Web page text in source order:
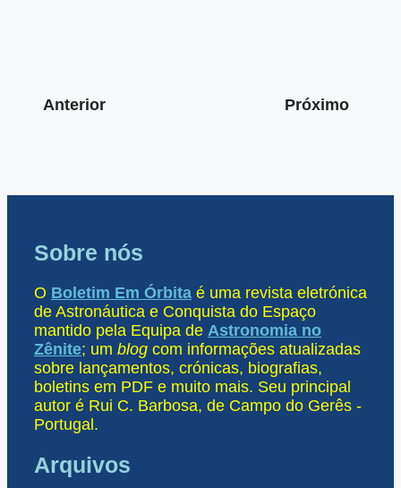
Anterior Próximo
Sobre nós
O Boletim Em Órbita é uma revista eletrónica
de Astronáutica e Conquista do Espaço
mantido pela Equipa de Astronomia no
Zênite; um blog com informações atualizadas
sobre lançamentos, crónicas, biografias,
boletins em PDF e muito mais. Seu principal
autor é Rui C. Barbosa, de Campo do Gerês -
Portugal.
Arquivos